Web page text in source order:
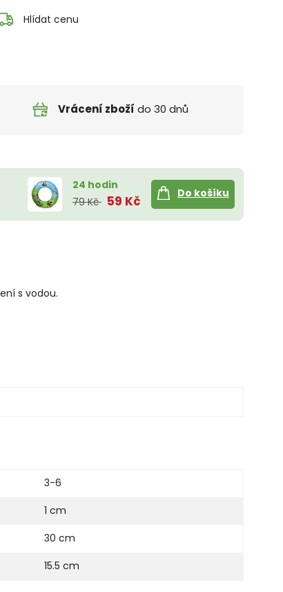
Hlídat cenu
Vrácení zboží do 30 dnů
24 hodin
79 Kč 59 Kč
Do košíku
s vodou.
3-6
1 cm
30 cm
15.5 cm